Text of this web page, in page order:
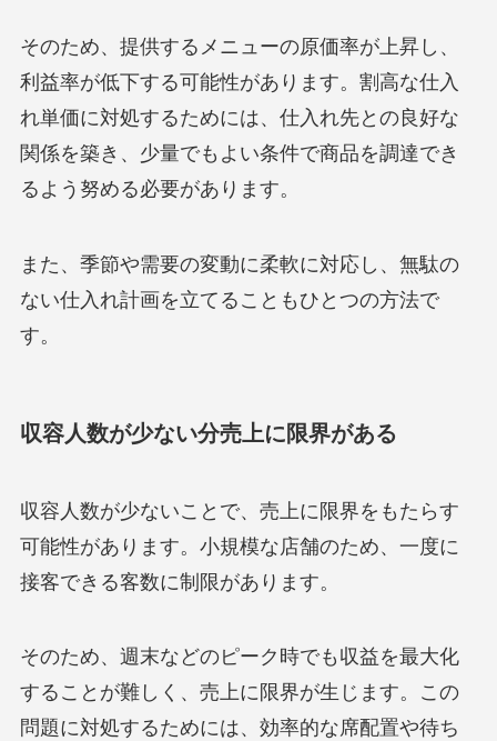
そのため、提供するメニューの原価率が上昇し、
利益率が低下する可能性があります。割高な仕入
れ単価に対処するためには、仕入れ先との良好な
関係を築き、少量でもよい条件で商品を調達でき
るよう努める必要があります。
また、季節や需要の変動に柔軟に対応し、無駄の
ない仕入れ計画を立てることもひとつの方法で
す。
収容人数が少ない分売上に限界がある
収容人数が少ないことで、売上に限界をもたらす
可能性があります。小規模な店舗のため、一度に
接客できる客数に制限があります。
そのため、週末などのピーク時でも収益を最大化
することが難しく、売上に限界が生じます。この
問題に対処するためには、効率的な席配置や待ち